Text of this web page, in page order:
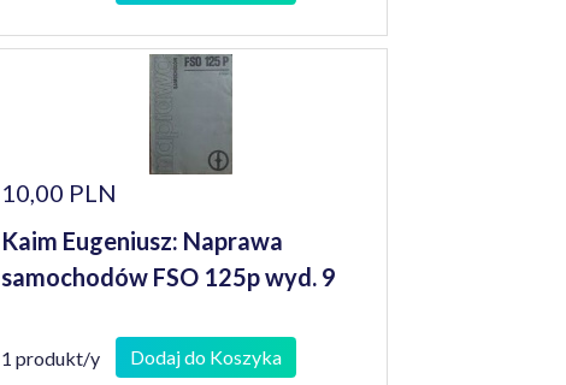
10,00 PLN
Kaim Eugeniusz: Naprawa
samochodów FSO 125p wyd. 9
1 produkt/y Dodaj do Koszyka